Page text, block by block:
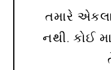
તમારે
નથી. કોઈ